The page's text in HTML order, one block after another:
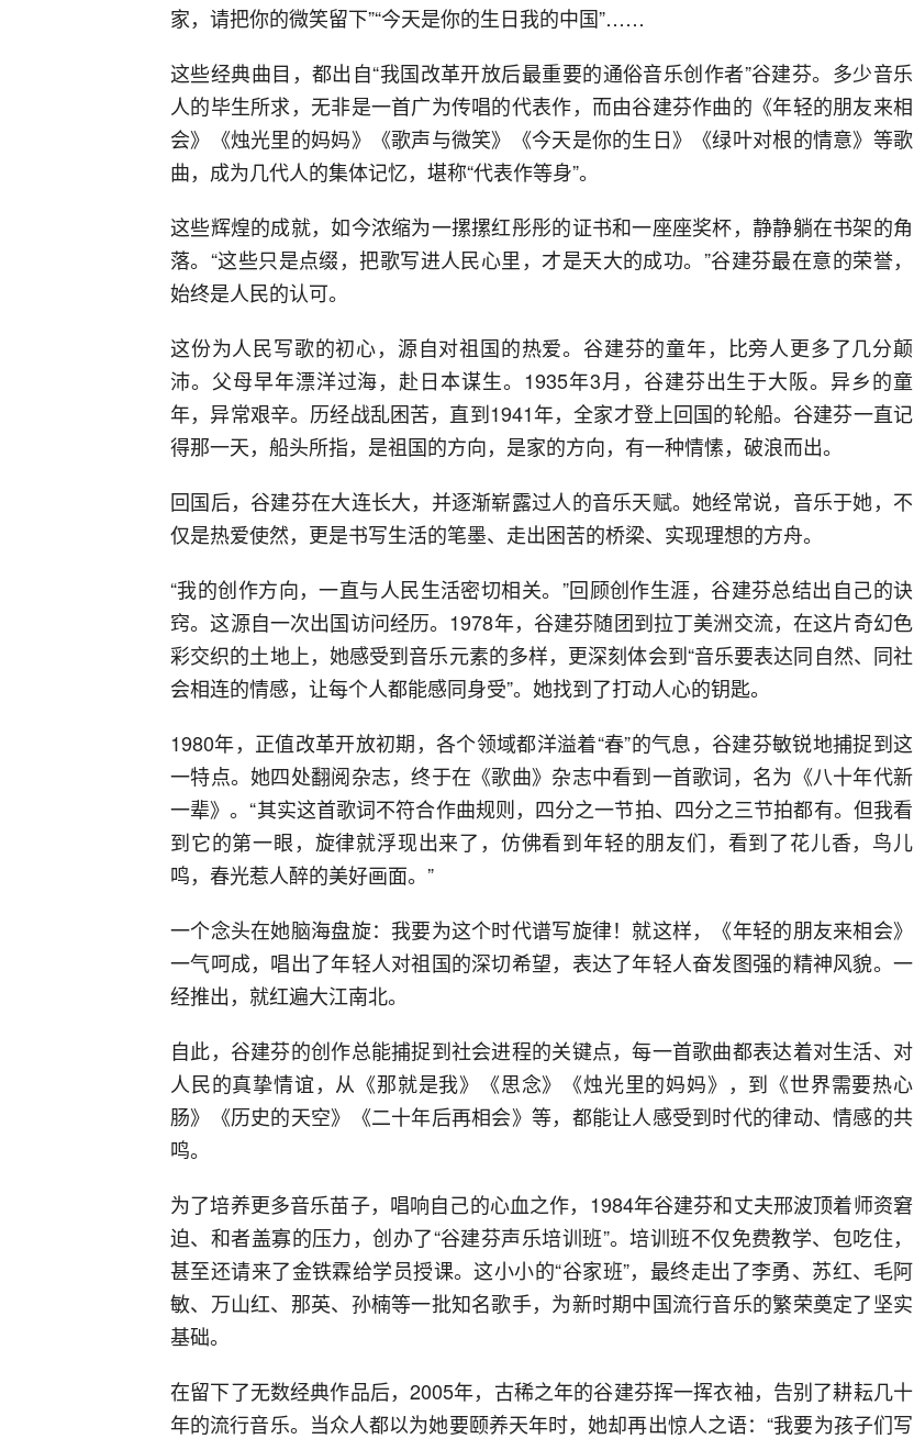
家，请把你的微笑留下”“今天是你的生日我的中国”……
这些经典曲目，都出自“我国改革开放后最重要的通俗音乐创作者”谷建芬。多少音乐
人的毕生所求，无非是一首广为传唱的代表作，而由谷建芬作曲的《年轻的朋友来相
会》《烛光里的妈妈》《歌声与微笑》《今天是你的生日》《绿叶对根的情意》等歌
曲，成为几代人的集体记忆，堪称“代表作等身”。
这些辉煌的成就，如今浓缩为一摞摞红彤彤的证书和一座座奖杯，静静躺在书架的角
落。“这些只是点缀，把歌写进人民心里，才是天大的成功。”谷建芬最在意的荣誉，
始终是人民的认可。
这份为人民写歌的初心，源自对祖国的热爱。谷建芬的童年，比旁人更多了几分颠
沛。父母早年漂洋过海，赴日本谋生。1935年3月，谷建芬出生于大阪。异乡的童
年，异常艰辛。历经战乱困苦，直到1941年，全家才登上回国的轮船。谷建芬一直记
得那一天，船头所指，是祖国的方向，是家的方向，有一种情愫，破浪而出。
回国后，谷建芬在大连长大，并逐渐崭露过人的音乐天赋。她经常说，音乐于她，不
仅是热爱使然，更是书写生活的笔墨、走出困苦的桥梁、实现理想的方舟。
“我的创作方向，一直与人民生活密切相关。”回顾创作生涯，谷建芬总结出自己的诀
窍。这源自一次出国访问经历。1978年，谷建芬随团到拉丁美洲交流，在这片奇幻色
彩交织的土地上，她感受到音乐元素的多样，更深刻体会到“音乐要表达同自然、同社
会相连的情感，让每个人都能感同身受”。她找到了打动人心的钥匙。
1980年，正值改革开放初期，各个领域都洋溢着“春”的气息，谷建芬敏锐地捕捉到这
一特点。她四处翻阅杂志，终于在《歌曲》杂志中看到一首歌词，名为《八十年代新
一辈》。“其实这首歌词不符合作曲规则，四分之一节拍、四分之三节拍都有。但我看
到它的第一眼，旋律就浮现出来了，仿佛看到年轻的朋友们，看到了花儿香，鸟儿
鸣，春光惹人醉的美好画面。”
一个念头在她脑海盘旋：我要为这个时代谱写旋律！就这样，《年轻的朋友来相会》
一气呵成，唱出了年轻人对祖国的深切希望，表达了年轻人奋发图强的精神风貌。一
经推出，就红遍大江南北。
自此，谷建芬的创作总能捕捉到社会进程的关键点，每一首歌曲都表达着对生活、对
人民的真挚情谊，从《那就是我》《思念》《烛光里的妈妈》，到《世界需要热心
肠》《历史的天空》《二十年后再相会》等，都能让人感受到时代的律动、情感的共
鸣。
为了培养更多音乐苗子，唱响自己的心血之作，1984年谷建芬和丈夫邢波顶着师资窘
迫、和者盖寡的压力，创办了“谷建芬声乐培训班”。培训班不仅免费教学、包吃住，
甚至还请来了金铁霖给学员授课。这小小的“谷家班”，最终走出了李勇、苏红、毛阿
敏、万山红、那英、孙楠等一批知名歌手，为新时期中国流行音乐的繁荣奠定了坚实
基础。
在留下了无数经典作品后，2005年，古稀之年的谷建芬挥一挥衣袖，告别了耕耘几十
年的流行音乐。当众人都以为她要颐养天年时，她却再出惊人之语：“我要为孩子们写